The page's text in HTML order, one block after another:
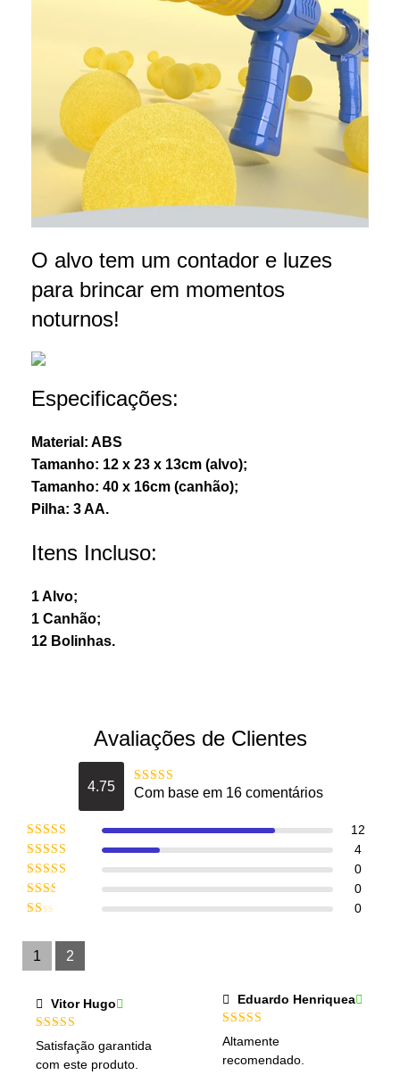
O alvo tem um contador e luzes
para brincar em momentos
noturnos!
Especificações:
Material: ABS
Tamanho: 12 x 23 x 13cm (alvo);
Tamanho: 40 x 16cm (canhão);
Pilha: 3 AA.
Itens Incluso:
1 Alvo;
1 Canhão;
12 Bolinhas.
Avaliações de Clientes
4.75
Avaliação
Com base em 16 comentários
Avaliação
12
Avaliação
4
Avaliação
0
Avaliação
0
1
de
5
0
1 2
Vitor Hugo
Avaliação
de 5
Satisfação garantida
com este produto.
Eduardo Henriquea
Avaliação
de 5
Altamente
recomendado.